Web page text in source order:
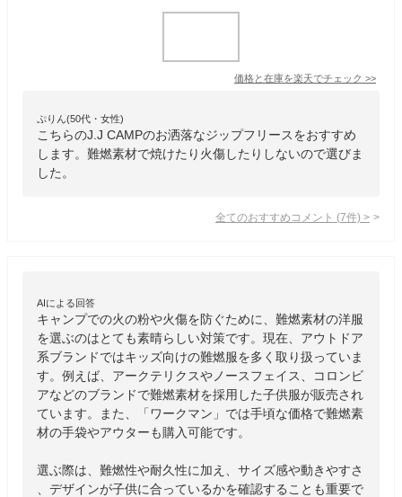
価格と在庫を楽天でチェック >>
ぷりん(50代・女性)
こちらのJ.J CAMPのお洒落なジップフリースをおすすめ
します。難燃素材で焼けたり火傷したりしないので選びま
した。
全てのおすすめコメント (7件) >
AIによる回答
キャンプでの火の粉や火傷を防ぐために、難燃素材の洋服
を選ぶのはとても素晴らしい対策です。現在、アウトドア
系ブランドではキッズ向けの難燃服を多く取り扱っていま
す。例えば、アークテリクスやノースフェイス、コロンビ
アなどのブランドで難燃素材を採用した子供服が販売され
ています。また、「ワークマン」では手頃な価格で難燃素
材の手袋やアウターも購入可能です。
選ぶ際は、難燃性や耐久性に加え、サイズ感や動きやすさ
、デザインが子供に合っているかを確認することも重要で